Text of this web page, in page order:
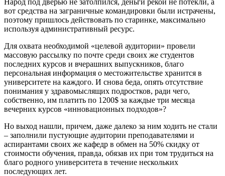
вот средства на заграничные командировки были истрачены,
поэтому пришлось действовать по старинке, максимально
используя административный ресурс.
Для охвата необходимой «целевой аудитории» провели
массовую рассылку по почте среди своих же студентов
последних курсов и вчерашних выпускников, благо
персональная информация о местожительстве хранится в
университете на каждого. И снова беда, опять отсутствие
понимания у здравомыслящих подростков, ради чего,
собственно, им платить по 1200$ за каждые три месяца
вечерних курсов «инновационных подходов»?
Но выход нашли, причем, даже далеко за ним ходить не стали
– заполнили пустующие аудитории преподавателями и
аспирантами своих же кафедр в обмен на 50% скидку от
стоимости обучения, правда, обязав их при том трудиться на
благо родного университета в течение нескольких
последующих лет.